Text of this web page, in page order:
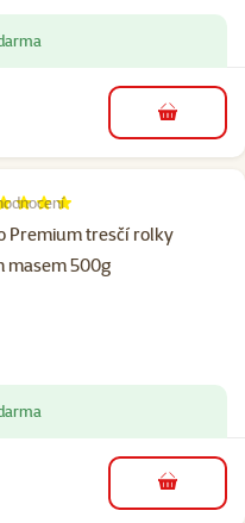
do košíku
Premium tresčí rolky
masem 500g
počet hodnocení: 4
do košíku